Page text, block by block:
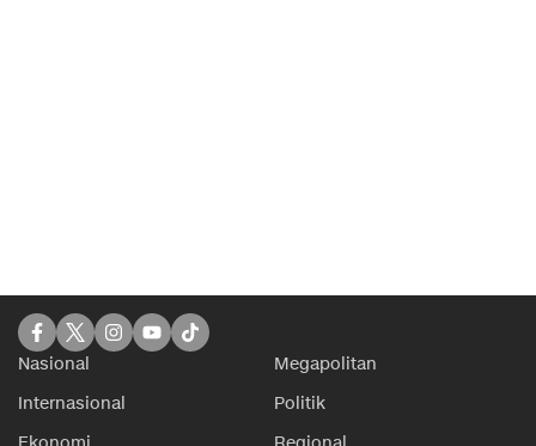
Nasional
Megapolitan
Internasional
Politik